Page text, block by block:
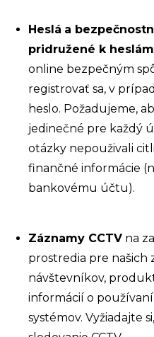
Heslá a
pridružené k heslám
online bezpečným
registrovať sa, v
heslo. Požadujeme,
jedinečné pre každý
otázky nepouživali
finančné informácie
bankovému účtu).
Záznamy CCTV na
prostredia pre našich
návštevníkov,
informácií o
systémov. Vyžiadajte